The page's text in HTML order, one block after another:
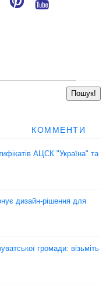
КОММЕНТИ
АЦСК "Україна" та
дизайн-рішення для
громади: візьміть